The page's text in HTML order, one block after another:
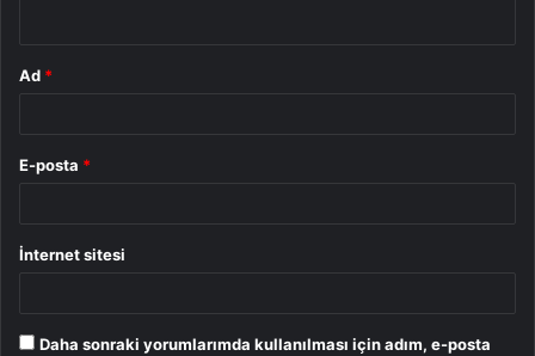
Ad *
E-posta *
İnternet sitesi
Daha sonraki yorumlarımda kullanılması için adım, e-posta